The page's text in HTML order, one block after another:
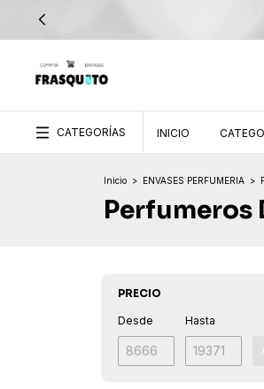
CATEGORÍAS INICIO
Inicio > ENVASES PERFUMERIA >
Perfumeros
PRECIO
Desde Hasta